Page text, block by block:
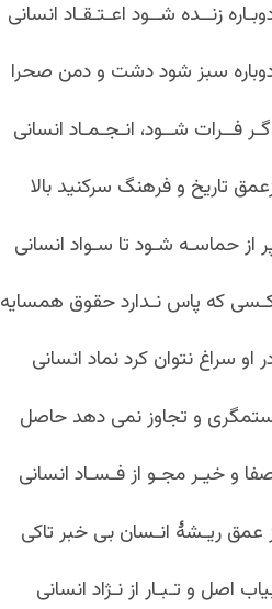
زنــده شــود اعـتـقـاد انسانی
سبز شود دشت و دمن صحرا
فــرات شــود، انـجـمـاد انسانی
تاریخ و فرهنگ سرکنید بالا
از حماسـه شـود تا سـواد انسانی
که پاس نـدارد حقوق همسایه
او سراغ نتوان کرد نماد انسانی
و تجاوز نمی دهد حاصل
و خیـر مجـو از فـسـاد انسانی
عمق ریـشۀ انـسان بی خبر تاکی
اصل و تـبـار از نـژاد انسانی